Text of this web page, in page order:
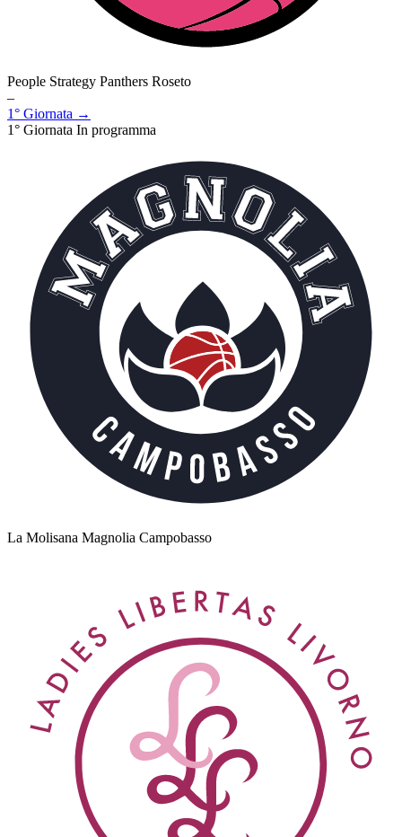
People Strategy Panthers Roseto
–
1° Giornata →
1° Giornata In programma
La Molisana Magnolia Campobasso